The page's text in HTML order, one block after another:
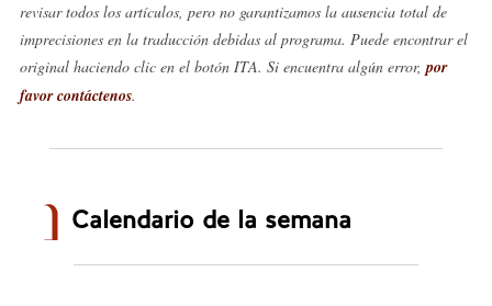
revisar todos los artículos, pero no garantizamos la ausencia total de
imprecisiones en la traducción debidas al programa. Puede encontrar el
original haciendo clic en el botón ITA. Si encuentra algún error,por
favor contáctenos.
Calendario de la semana